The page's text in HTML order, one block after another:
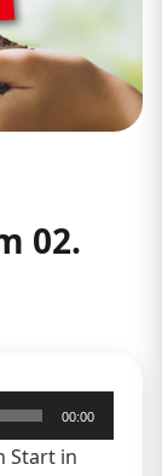
02.
00:00
Start in